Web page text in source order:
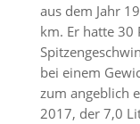
aus dem Jahr
km. Er hatte 30
bei einem
zum angeblich
2017, der 7,0